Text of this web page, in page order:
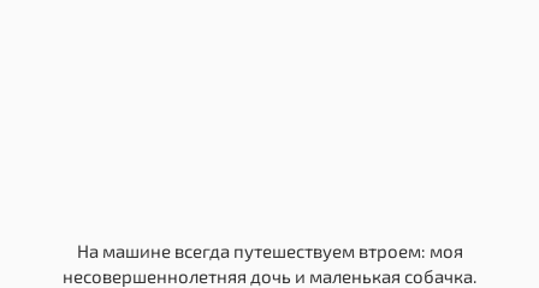
На машине всегда путешествуем втроем: моя
несовершеннолетняя дочь и маленькая собачка.